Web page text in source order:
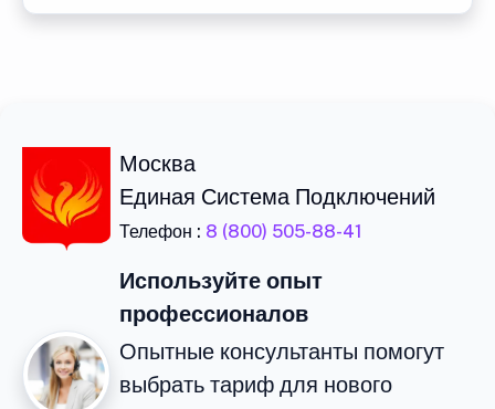
Москва
Единая Система Подключений
Телефон : 8 (800) 505-88-41
Используйте опыт
профессионалов
Опытные консультанты помогут
выбрать тариф для нового